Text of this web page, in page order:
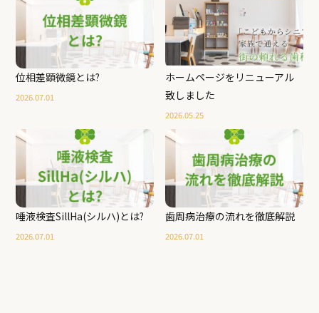
位相差顕微鏡とは?
2026.07.01
ホームページをリニューアル
致しました
2026.05.25
唾液検査SillHa(シルハ)とは?
2026.07.01
歯周病治療の流れを徹底解説
2026.07.01